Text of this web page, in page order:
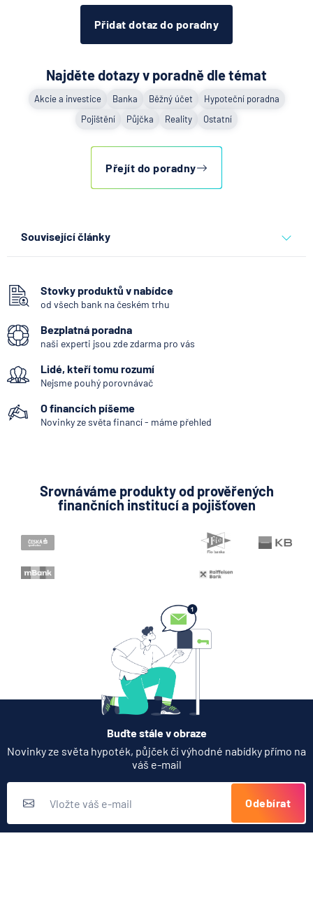
Přidat dotaz do poradny
Najděte dotazy v poradně dle témat
Akcie a investice Banka Běžný účet
Hypoteční poradna
Pojištění
Půjčka Reality Ostatní
Přejít do poradny
Související články
7.8.2026
6.8.2026 Daně
Když rozhoduje stres: nové
triky bankovních
podvodníků
Zobrazit všechny články
Stovky produktů v nabídce
od všech bank na českém trhu
Bezplatná poradna
naši experti jsou zde zdarma pro vás
Lidé, kteří tomu rozumí
Nejsme pouhý porovnávač
O financích píšeme
Novinky ze světa financí - máme přehled
Srovnáváme produkty od prověřených
finančních institucí a pojišťoven
Buďte stále v obraze
Novinky ze světa hypoték, půjček či výhodné nabídky přímo na
váš e-mail
Odebírat